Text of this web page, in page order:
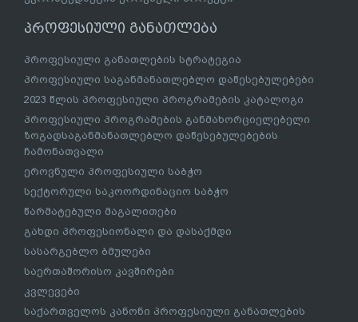
პროფესიული განათლება
პროფესიული განათლების სტრატეგია
პროფესიული საგანმანათლებლო დაწესებულებები
2023 წლის პროფესიული პროგრამების კატალოგი
პროფესიული პროგრამების განმახორციელებელი
ზოგადსაგანმანათლებლო დაწესებულებების
ჩამონათვალი
ეროვნული პროფესიული საბჭო
სექტორული საკოორდინაციო საბჭო
წარმატებული მაგალითები
გახდი პროფესიონალი და დასაქმდი
სასარგებლო ბმულები
საერთაშორისო კავშირები
კვლევები
საქართველოს კანონი პროფესიული განათლების